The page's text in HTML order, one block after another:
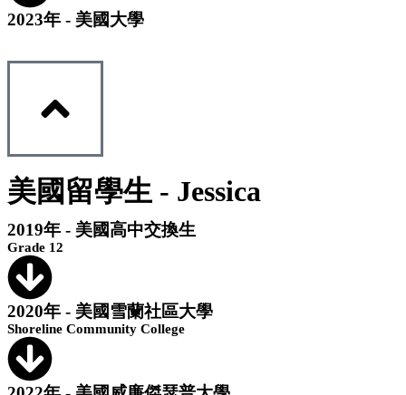
2023年 - 美國大學
美國留學生 - Jessica
2019年 - 美國高中交換生
Grade 12
2020年 - 美國雪蘭社區大學
Shoreline Community College